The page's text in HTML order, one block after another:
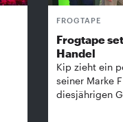
FROGTAPE
Frogtape
Handel
Kip zieht ein
seiner Marke
diesjährigen